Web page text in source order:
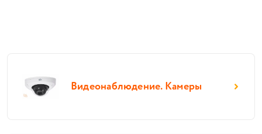
Видеонаблюдение. Камеры